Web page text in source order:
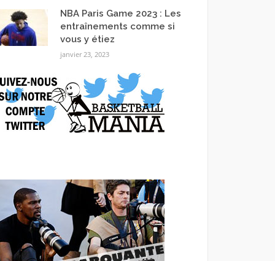
NBA Paris Game 2023 : Les
entraînements comme si
vous y étiez
janvier 23, 2023